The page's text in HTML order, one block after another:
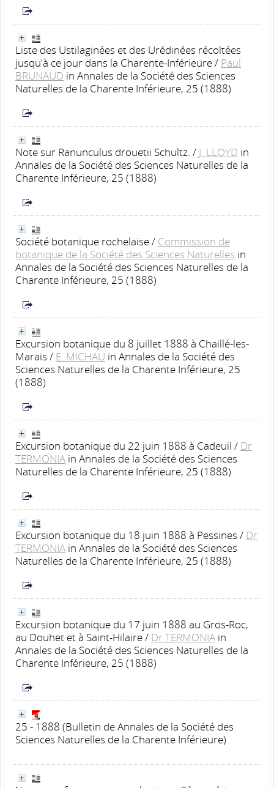
Liste des Ustilaginées et des Urédinées récoltées
jusqu'à ce jour dans la Charente-Inférieure/ Paul
BRUNAUD in Annales de la Société des Sciences
Naturelles de la Charente Inférieure, 25 (1888)
Note sur Ranunculus drouetii Schultz. / J. LLOYD in
Annales de la Société des Sciences Naturelles de la
Charente Inférieure, 25 (1888)
Société botanique rochelaise/ Commission de
botanique de la Société des Sciences Naturelles in
Annales de la Société des Sciences Naturelles de la
Charente Inférieure, 25 (1888)
Excursion botanique du 8 juillet 1888 à Chaillé-les-
Marais / E. MICHAU in Annales de la Société des
Sciences Naturelles de la Charente Inférieure, 25
(1888)
Excursion botanique du 22 juin 1888 à Cadeuil / Dr
TERMONIA in Annales de la Société des Sciences
Naturelles de la Charente Inférieure, 25 (1888)
Excursion botanique du 18 juin 1888 à Pessines / Dr
TERMONIA in Annales de la Société des Sciences
Naturelles de la Charente Inférieure, 25 (1888)
Excursion botanique du 17 juin 1888 au Gros-Roc,
au Douhet et à Saint-Hilaire/ Dr TERMONIA in
Annales de la Société des Sciences Naturelles de la
Charente Inférieure, 25 (1888)
25 - 1888 (Bulletin de Annales de la Société des
Sciences Naturelles de la Charente Inférieure)